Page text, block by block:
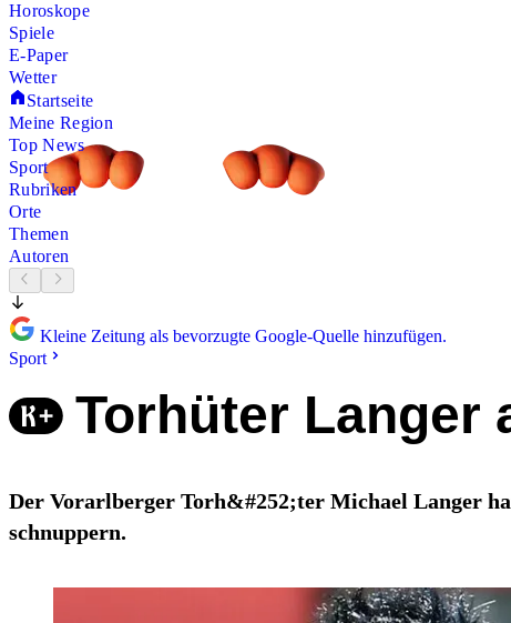
Horoskope
Spiele
E-Paper
Wetter
Startseite
Meine Region
Top News
Sport
Rubriken
Orte
Themen
Autoren
Kleine Zeitung als bevorzugte Google-Quelle hinzufügen.
Sport
Torhüter Langer
Der Vorarlberger Torh&#252;ter Michael Langer
schnuppern.